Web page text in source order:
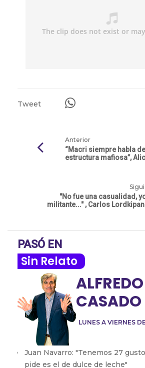
Tweet
Anterior
“Macri siempre habla
estructura mafiosa”,
"No fue una casualidad,
militante..." , Carlos
PASÓ EN
Sin Relato
LUNES A VIERNES
ALFREDO
CASADO
Juan Navarro: "Tenemos 27
pide es el de dulce de leche"